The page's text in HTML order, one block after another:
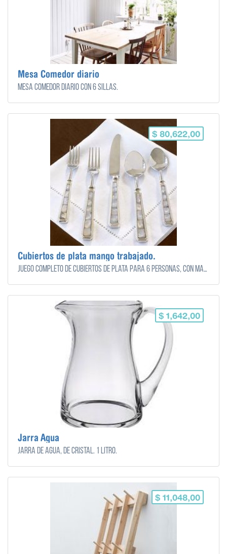
Mesa Comedor diario
Mesa comedor diario con 6 sillas.
$ 80,622,00
Cubiertos de plata mango trabajado.
Juego completo de cubiertos de plata para 6 personas, con mango trabajdo.
$ 1,642,00
Jarra Agua
Jarra de agua, de cristal. 1 litro.
$ 11,048,00